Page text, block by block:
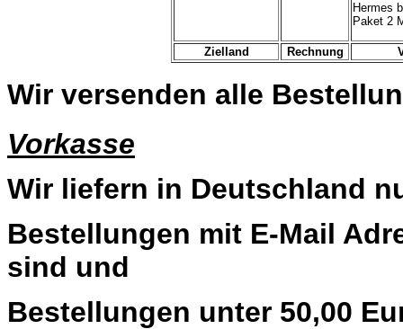
Zielland Rechnung
Hermes
Paket 2
Wir versenden alle
Vorkasse
Wir liefern in Deutschland
Bestellungen mit E-Mail
sind und
Bestellungen unter 50,00